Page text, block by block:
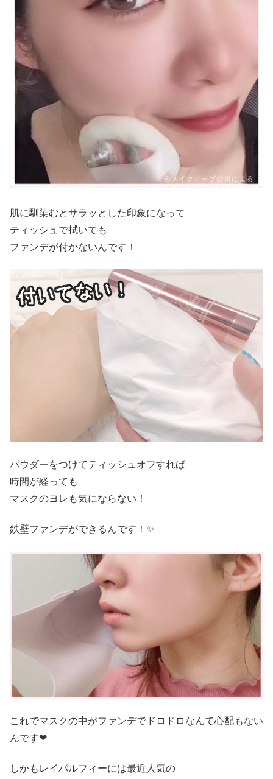
肌に馴染むとサラッとした印象になって
ティッシュで拭いても
ファンデが付かないんです！
パウダーをつけてティッシュオフすれば
時間が経っても
マスクのヨレも気にならない！
鉄壁ファンデができるんです！✨
これでマスクの中がファンデでドロドロなんて心配もない
んです❤
しかもレイパルフィーには最近人気の